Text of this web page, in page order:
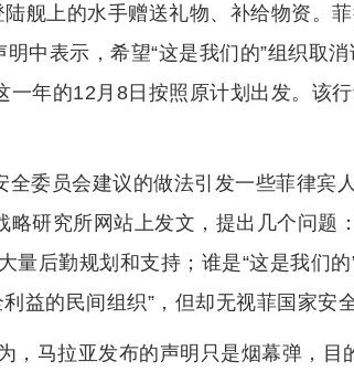
陆舰上的水手赠送礼物、补给物资。
中表示，希望“这是我们的”组织取
一年的12月8日按照原计划出发。该
全委员会建议的做法引发一些菲律宾
略研究所网站上发文，提出几个问题
量后勤规划和支持；谁是“这是我们
益的民间组织”，但却无视菲国家安
，马拉亚发布的声明只是烟幕弹，目